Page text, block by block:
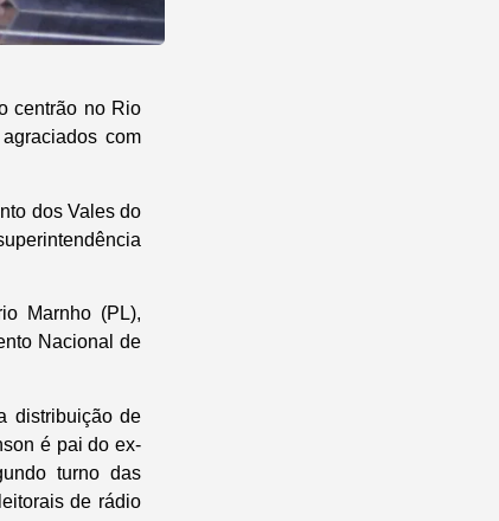
centrão no Rio
com
dos Vales do
Marnho (PL),
Nacional de
distribuição de
é pai do ex-
turno das
de rádio